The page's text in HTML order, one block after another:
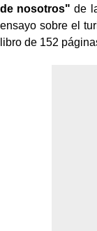
de nosotros" de
ensayo sobre el
libro de 152